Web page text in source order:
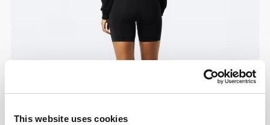
This website uses cookies